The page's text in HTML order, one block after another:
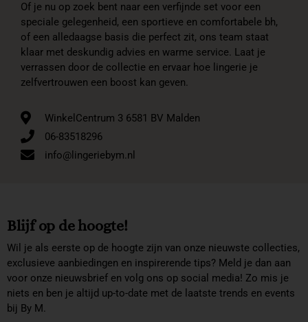
Of je nu op zoek bent naar een verfijnde set voor een
speciale gelegenheid, een sportieve en comfortabele bh,
of een alledaagse basis die perfect zit, ons team staat
klaar met deskundig advies en warme service. Laat je
verrassen door de collectie en ervaar hoe lingerie je
zelfvertrouwen een boost kan geven.
WinkelCentrum 3 6581 BV Malden
06-83518296
info@lingeriebym.nl
Blijf op de hoogte!
Wil je als eerste op de hoogte zijn van onze nieuwste collecties,
exclusieve aanbiedingen en inspirerende tips? Meld je dan aan
voor onze nieuwsbrief en volg ons op social media! Zo mis je
niets en ben je altijd up-to-date met de laatste trends en events
bij By M.